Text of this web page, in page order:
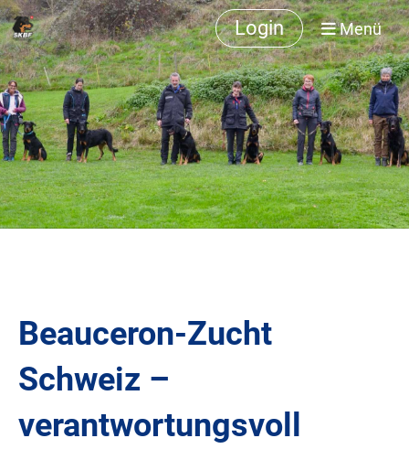
Login Menü
Beauceron-Zucht
Schweiz –
verantwortungsvoll